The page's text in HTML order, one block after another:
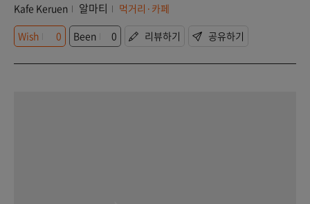
Kafe Keruen 알마티
먹거리·카페
Wish
0 Been 0 리뷰하기 공유하기